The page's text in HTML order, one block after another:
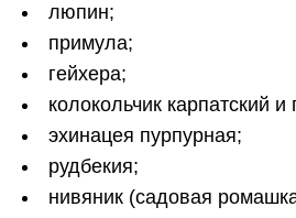
люпин;
примула;
гейхера;
колокольчик карпатский
эхинацея пурпурная;
рудбекия;
нивяник (садовая